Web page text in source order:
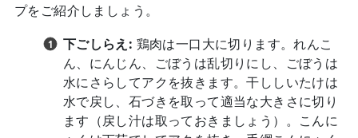
プをご紹介しましょう。
下ごしらえ: 鶏肉は一口大に切ります。れんこ
ん、にんじん、ごぼうは乱切りにし、ごぼうは
水にさらしてアクを抜きます。干ししいたけは
水で戻し、石づきを取って適当な大きさに切り
ます（戻し汁は取っておきましょう）。こんに